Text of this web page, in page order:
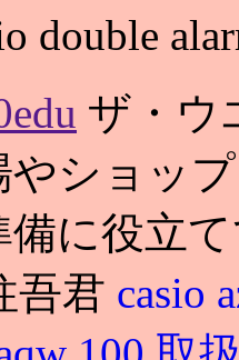
double
ザ・ウ
やショッ
備に役立
吾君 casio